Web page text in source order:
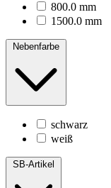
800.0 mm
1500.0 mm
Nebenfarbe
schwarz
weiß
SB-Artikel